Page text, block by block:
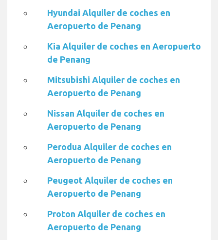
Hyundai Alquiler de coches en
Aeropuerto de Penang
Kia Alquiler de coches en Aeropuerto
de Penang
Mitsubishi Alquiler de coches en
Aeropuerto de Penang
Nissan Alquiler de coches en
Aeropuerto de Penang
Perodua Alquiler de coches en
Aeropuerto de Penang
Peugeot Alquiler de coches en
Aeropuerto de Penang
Proton Alquiler de coches en
Aeropuerto de Penang